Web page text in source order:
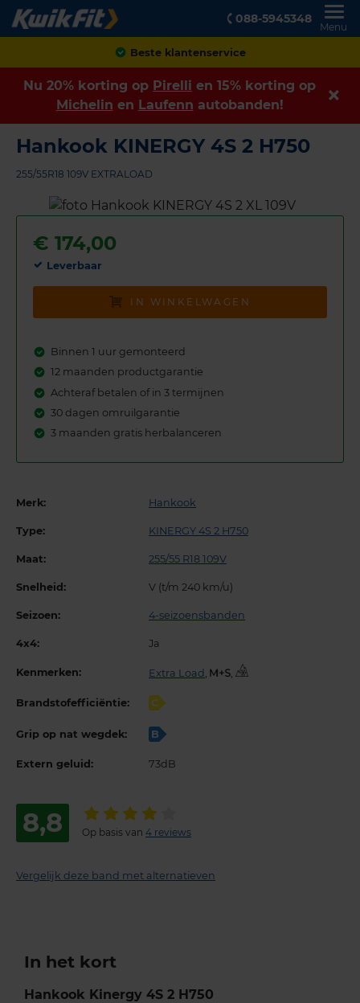
088-5945348
Menu
Achteraf betalen
Nu 20% korting op Pirelli en 15% korting op
Michelin en Laufenn autobanden!
Hankook KINERGY 4S 2 H750
255/55R18 109V EXTRALOAD
€ 174,00
Leverbaar
IN WINKELWAGEN
Binnen 1 uur gemonteerd
12 maanden productgarantie
Achteraf betalen of in 3 termijnen
30 dagen omruilgarantie
3 maanden gratis herbalanceren
Merk: Hankook
Type: KINERGY 4S 2 H750
Maat: 255/55 R18 109V
Snelheid: V (t/m 240 km/u)
Seizoen: 4-seizoensbanden
4x4: Ja
Kenmerken: Extra Load ,
Brandstofefficiëntie: C
Grip op nat wegdek: B
Extern geluid: 73dB
8,8 Op basis van 4 reviews
Vergelijk deze band met alternatieven
In het kort
Hankook Kinergy 4S 2 H750